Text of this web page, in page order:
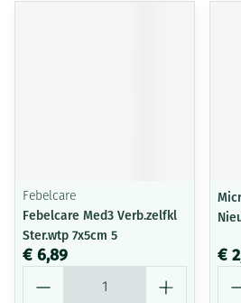
Febelcare
Febelcare Med3 Verb.zelfkl
Ster.wtp 7x5cm 5
€ 6,89 €